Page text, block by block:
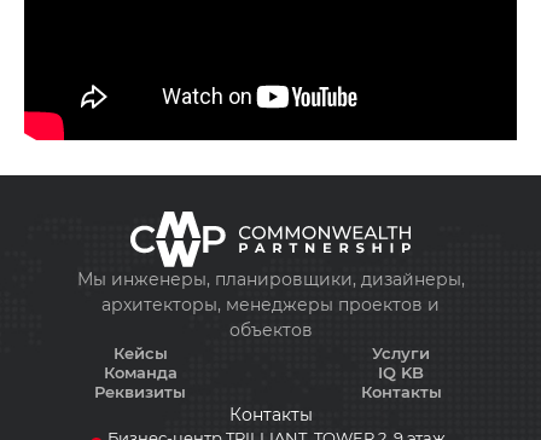
Мы инженеры, планировщики, дизайнеры,
архитекторы, менеджеры проектов и
объектов
Кейсы
Команда
Реквизиты
Услуги
IQ KB
Контакты
Контакты